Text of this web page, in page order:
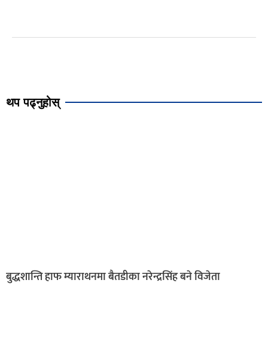
थप पढ्नुहोस्
बुद्धशान्ति हाफ म्याराथनमा बैतडीका नरेन्द्रसिंह बने विजेता